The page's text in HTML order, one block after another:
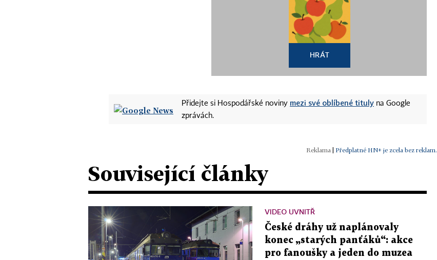
HRÁT
Přidejte si Hospodářské noviny mezi své oblíbené tituly na Google
zprávách.
| Předplatné HN+ je zcela bez reklam.
Související články
VIDEO UVNITŘ
České dráhy už naplánovaly
konec „starých panťáků“: akce
pro fanoušky a jeden do muzea